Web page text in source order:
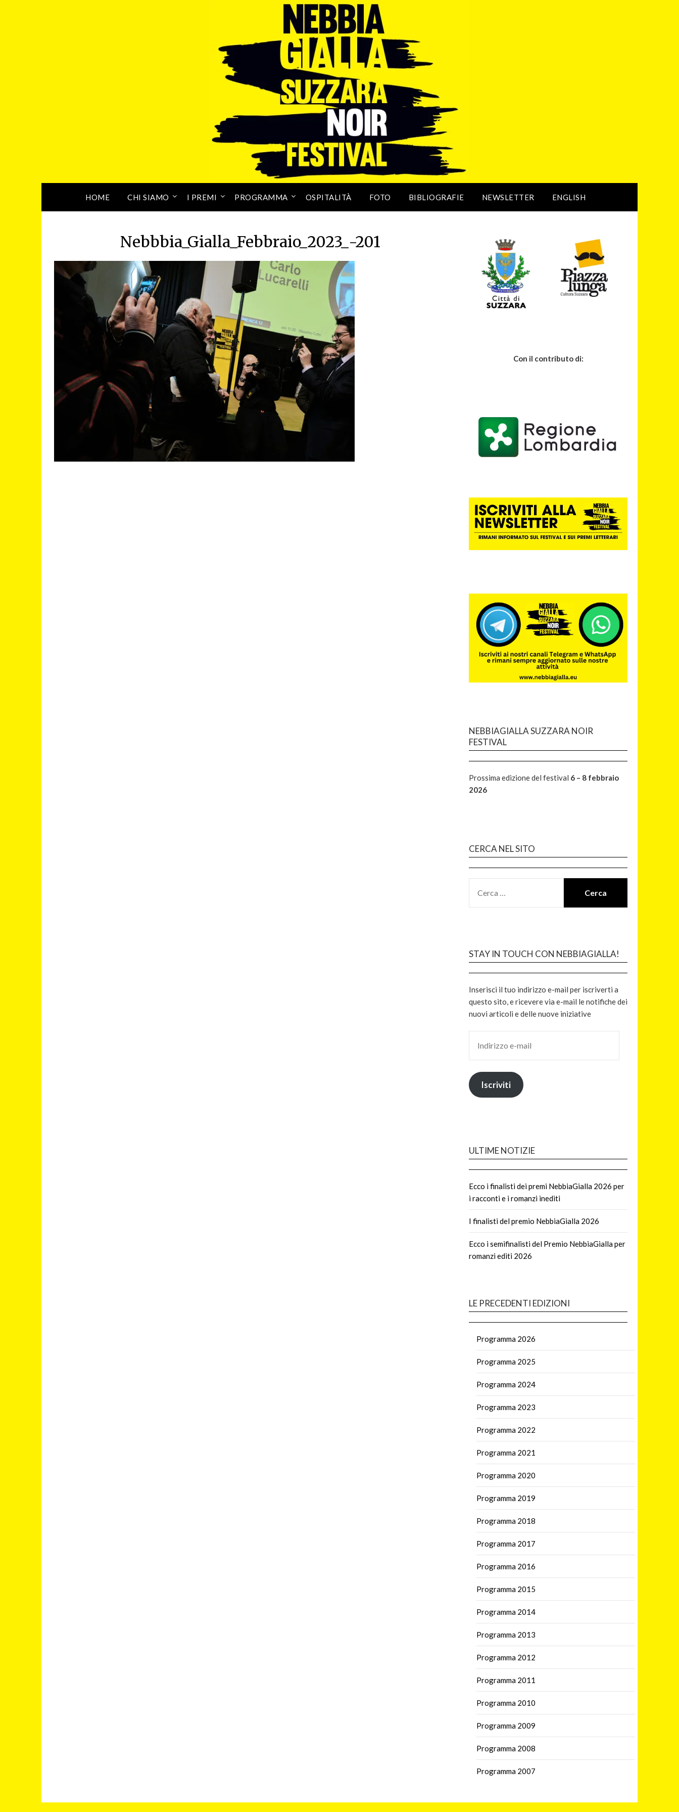
HOME CHI SIAMO I PREMI PROGRAMMA OSPITALITÀ FOTO BIBLIOGRAFIE NEWSLETTER ENGLISH
Nebbbia_Gialla_Febbraio_2023_-201
Con il contributo di:
NEBBIAGIALLA SUZZARA NOIR
FESTIVAL
Prossima edizione del festival 6 – 8 febbraio
2026
CERCA NEL SITO
STAY IN TOUCH CON NEBBIAGIALLA!
Inserisci il tuo indirizzo e-mail per iscriverti a
questo sito, e ricevere via e-mail le notifiche dei
nuovi articoli e delle nuove iniziative
Iscriviti
ULTIME NOTIZIE
Ecco i finalisti dei premi NebbiaGialla 2026 per
i racconti e i romanzi inediti
I finalisti del premio NebbiaGialla 2026
Ecco i semifinalisti del Premio NebbiaGialla per
romanzi editi 2026
LE PRECEDENTI EDIZIONI
Programma 2026
Programma 2025
Programma 2024
Programma 2023
Programma 2022
Programma 2021
Programma 2020
Programma 2019
Programma 2018
Programma 2017
Programma 2016
Programma 2015
Programma 2014
Programma 2013
Programma 2012
Programma 2011
Programma 2010
Programma 2009
Programma 2008
Programma 2007